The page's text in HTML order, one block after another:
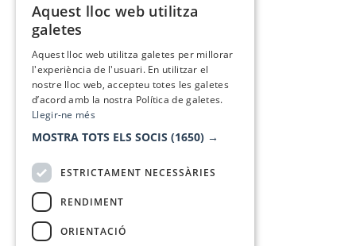
Aquest lloc web utilitza
galetes
Aquest lloc web utilitza galetes per millorar
l'experiència de l'usuari. En utilitzar el
nostre lloc web, accepteu totes les galetes
d’acord amb la nostra Política de galetes.
Llegir-ne més
MOSTRA TOTS ELS SOCIS (1650) →
ESTRICTAMENT NECESSÀRIES
RENDIMENT
ORIENTACIÓ